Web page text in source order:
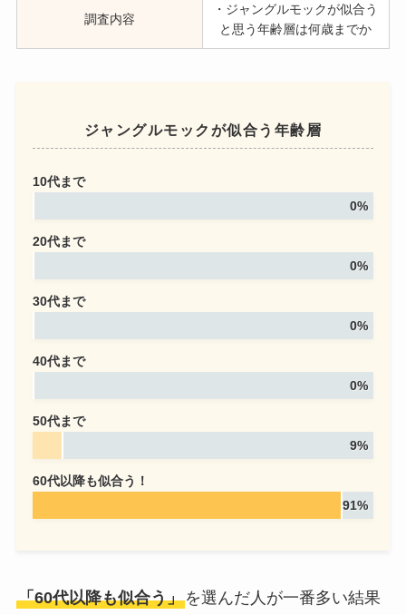
調査内容
・ジャングルモックが似合う
と思う年齢層は何歳までか
ジャングルモックが似合う年齢層
10代まで
0%
20代まで
0%
30代まで
0%
40代まで
0%
50代まで
9%
60代以降も似合う！
91%
「60代以降も似合う」を選んだ人が一番多い結果